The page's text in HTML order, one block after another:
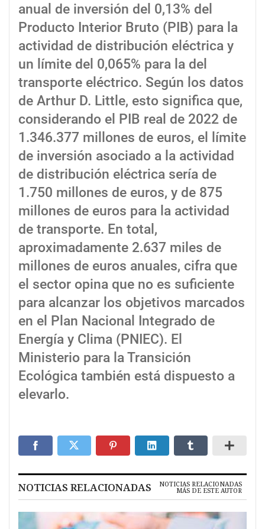
anual de inversión del 0,13% del
Producto Interior Bruto (PIB) para la
actividad de distribución eléctrica y
un límite del 0,065% para la del
transporte eléctrico. Según los datos
de Arthur D. Little, esto significa que,
considerando el PIB real de 2022 de
1.346.377 millones de euros, el límite
de inversión asociado a la actividad
de distribución eléctrica sería de
1.750 millones de euros, y de 875
millones de euros para la actividad
de transporte. En total,
aproximadamente 2.637 miles de
millones de euros anuales, cifra que
el sector opina que no es suficiente
para alcanzar los objetivos marcados
en el Plan Nacional Integrado de
Energía y Clima (PNIEC). El
Ministerio para la Transición
Ecológica también está dispuesto a
elevarlo.
NOTICIAS RELACIONADAS NOTICIAS RELACIONADAS
MÁS DE ESTE AUTOR